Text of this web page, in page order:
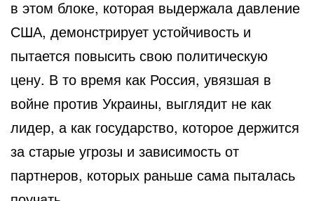
в этом блоке, которая выдержала давление
США, демонстрирует устойчивость и
пытается повысить свою политическую
цену. В то время как Россия, увязшая в
войне против Украины, выглядит не как
лидер, а как государство, которое держится
за старые угрозы и зависимость от
партнеров, которых раньше сама пыталась